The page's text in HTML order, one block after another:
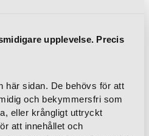
upplevelse. Precis
här sidan. De behövs för att
och bekymmersfri som
eller krångligt uttryckt
att innehållet och
advertisement
from third party
advertisers.
r
Used by Google
AdSense for
3